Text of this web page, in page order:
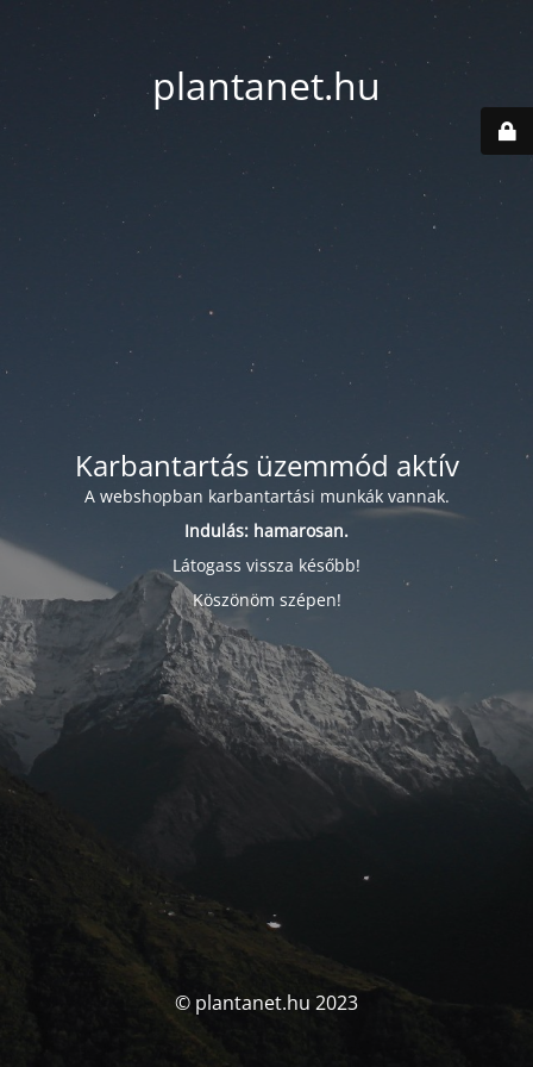
plantanet.hu
Karbantartás üzemmód aktív
A webshopban karbantartási munkák vannak.
Indulás: hamarosan.
Látogass vissza később!
Köszönöm szépen!
© plantanet.hu 2023